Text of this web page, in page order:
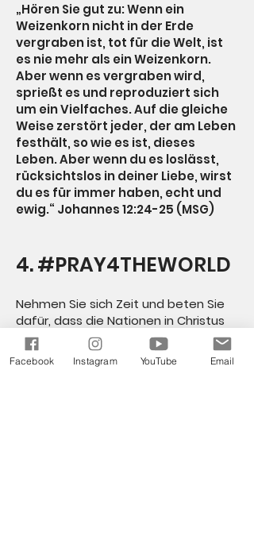
„Hören Sie gut zu: Wenn ein
Weizenkorn nicht in der Erde
vergraben ist, tot für die Welt, ist
es nie mehr als ein Weizenkorn.
Aber wenn es vergraben wird,
sprießt es und reproduziert sich
um ein Vielfaches. Auf die gleiche
Weise zerstört jeder, der am Leben
festhält, so wie es ist, dieses
Leben. Aber wenn du es loslässt,
rücksichtslos in deiner Liebe, wirst
du es für immer haben, echt und
ewig.“ Johannes 12:24-25 (MSG)
4. #PRAY4THEWORLD
Nehmen Sie sich Zeit und beten Sie
dafür, dass die Nationen in Christus
verwurzelt werden.
Facebook Instagram YouTube Email